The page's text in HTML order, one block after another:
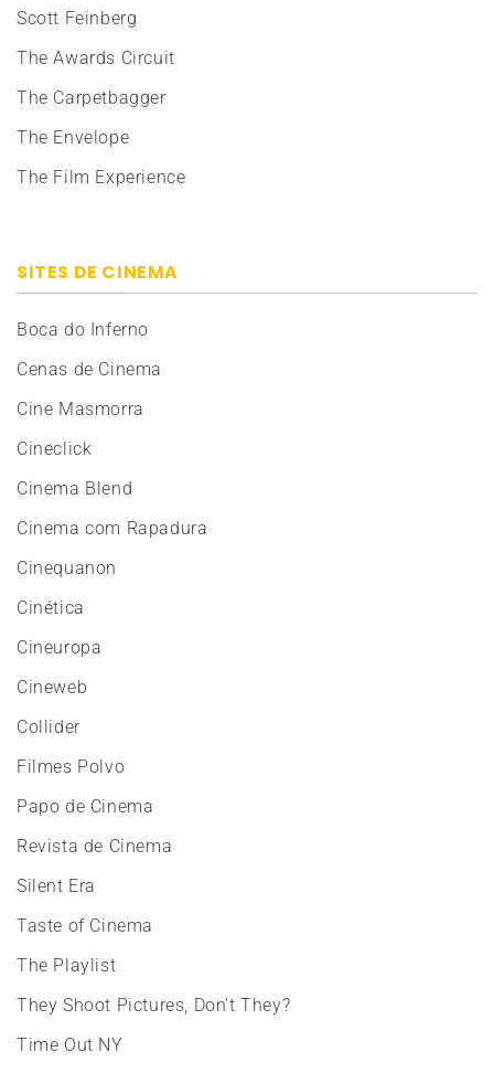
Scott Feinberg
The Awards Circuit
The Carpetbagger
The Envelope
The Film Experience
SITES DE CINEMA
Boca do Inferno
Cenas de Cinema
Cine Masmorra
Cineclick
Cinema Blend
Cinema com Rapadura
Cinequanon
Cinética
Cineuropa
Cineweb
Collider
Filmes Polvo
Papo de Cinema
Revista de Cinema
Silent Era
Taste of Cinema
The Playlist
They Shoot Pictures, Don't They?
Time Out NY